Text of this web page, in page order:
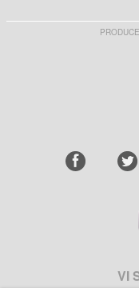
VI